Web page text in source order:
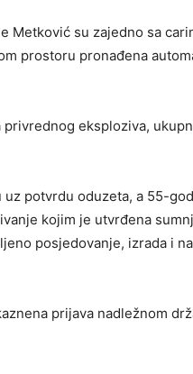
Metković su zajedno sa
prostoru pronađena
eksploziva,
potvrdu oduzeta, a 55-
kojim je utvrđena
posjedovanje, izrada i
prijava nadležnom